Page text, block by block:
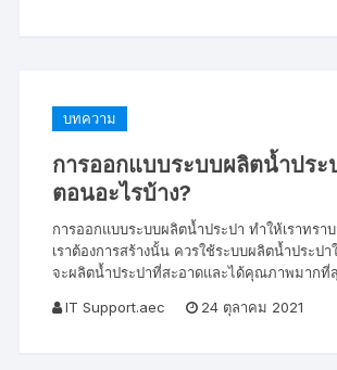
บทความ
การออกแบบระบบผลิตน้ำปร
ตอนอะไรบ้าง?
การออกแบบระบบผลิตน้ำประปา ทำให้เราทรา
เราต้องการสร้างนั้น ควรใช้ระบบผลิตน้ำประป
จะผลิตน้ำประปาที่สะอาดและได้คุณภาพมากที่
IT Support.aec
24 ตุลาคม 2021